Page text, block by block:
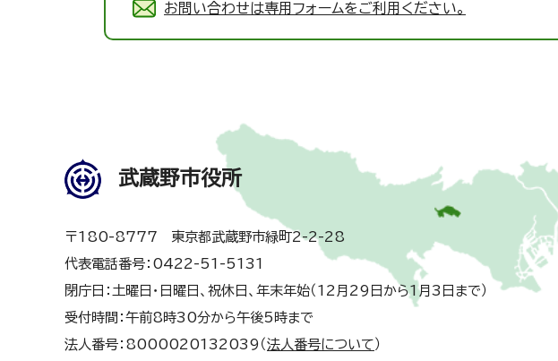
お問い合わせは専用フォームをご利用ください。
武蔵野市役所
〒180-8777 東京都武蔵野市緑町2-2-28
代表電話番号：0422-51-5131
閉庁日：土曜日・日曜日、祝休日、年末年始（12月29日から1月3日まで）
受付時間：午前8時30分から午後5時まで
法人番号：8000020132039（ 法人番号について ）